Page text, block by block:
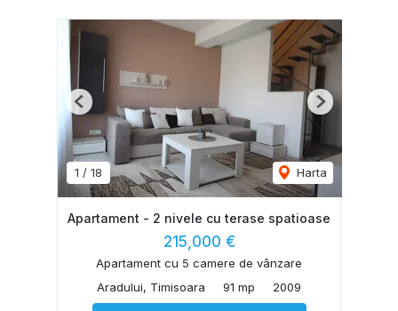
1 / 18 Harta
Previous Next
Apartament - 2 nivele cu terase spatioase
215,000 €
Apartament cu 5 camere de vânzare
Aradului, Timisoara
91 mp 2009